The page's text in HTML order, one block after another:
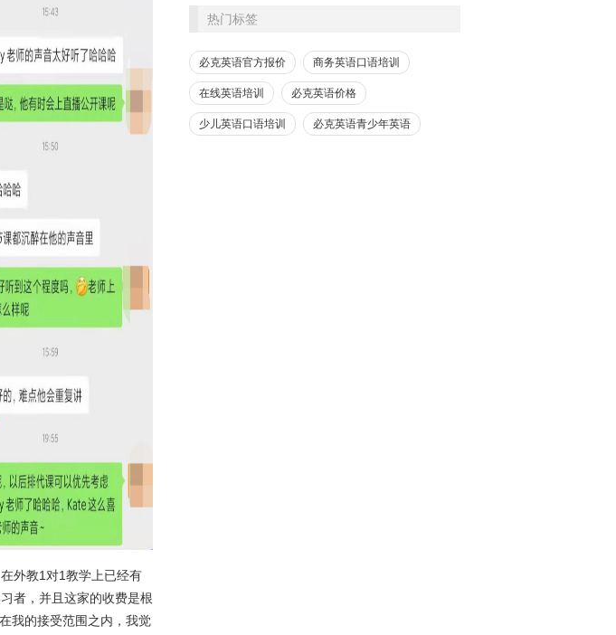
外教1对1教学上已经有
者，并且这家的收费是根
我的接受范围之内，我觉
热门标签
必克英语官方报价 商务英语口语培训
在线英语培训 必克英语价格
少儿英语口语培训 必克英语青少年英语